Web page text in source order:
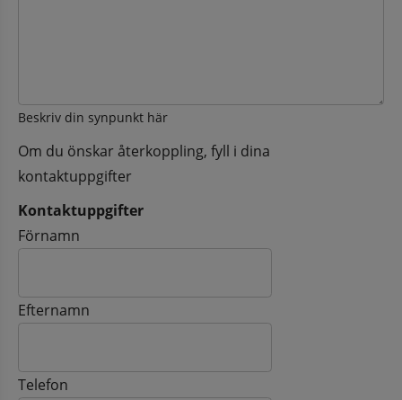
Beskriv din synpunkt här
Om du önskar återkoppling, fyll i dina
kontaktuppgifter
Kontaktuppgifter
Kontaktuppgifter
Förnamn
Efternamn
Telefon